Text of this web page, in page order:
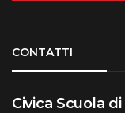
CONTATTI
Civica Scuola